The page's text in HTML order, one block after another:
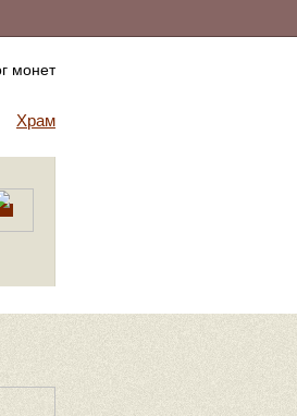
монет
Храм Аполлона